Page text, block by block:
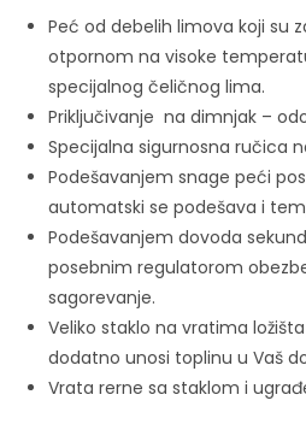
Peć od debelih limova koji su
otpornom na visoke
specijalnog čeličnog lima.
Priključivanje na dimnjak –
Specijalna sigurnosna ručica
Podešavanjem snage peći
automatski se podešava i
Podešavanjem dovoda
posebnim regulatorom
sagorevanje.
Veliko staklo na vratima
dodatno unosi toplinu u Vaš
Vrata rerne sa staklom i